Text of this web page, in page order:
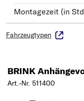
Montagezeit (in
Fahrzeugtypen
BRINK
Art.-Nr. 511400